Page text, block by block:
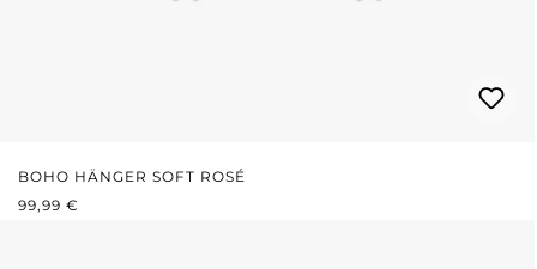
BOHO HÄNGER SOFT ROSÉ
REGULÄRER PREIS:
99,99 €